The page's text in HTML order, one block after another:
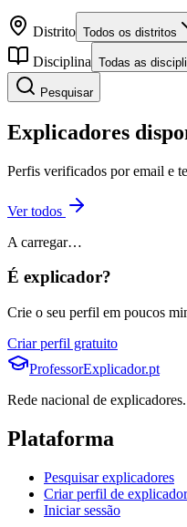
Distrito Todos os distritos
Disciplina Todas as
Pesquisar
Explicadores
Perfis verificados por email e
Ver todos
A carregar…
É explicador?
Crie o seu perfil em poucos
Criar perfil gratuito
ProfessorExplicador.pt
Rede nacional de
Plataforma
Pesquisar explicadores
Criar perfil de explicador
Iniciar sessão